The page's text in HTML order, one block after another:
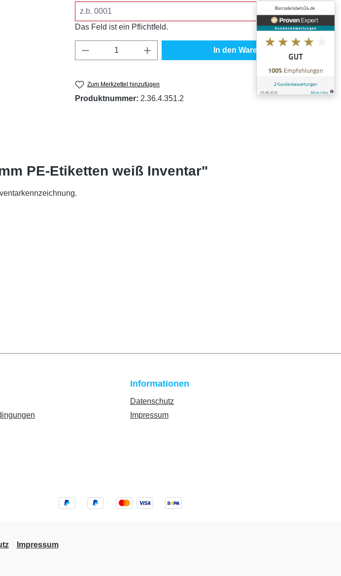
Das Feld ist ein Pflichtfeld.
Produkt Anzahl: Gib den gewünschten Wert ein
In den Warenkorb
Zum Merkzettel hinzufügen
Produktnummer: 2.36.4.351.2
PE-Etiketten weiß Inventar"
Informationen
Datenschutz
Impressum
Impressum